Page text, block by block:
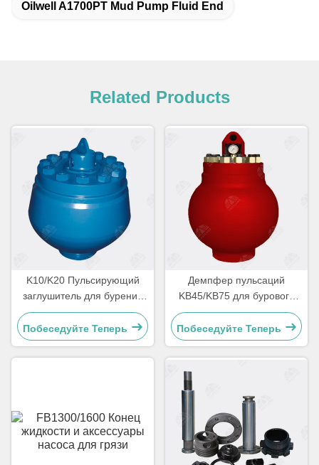
Oilwell A1700PT Mud Pump Fluid End
Related Products
K10/K20 Пульсирующий
заглушитель для бурения
нефтяных скважин
Триплексный грязевой
насос
Побеседуйте Теперь
Демпфер пульсаций
KB45/KB75 для бурового
триплексного бурового
насоса
Побеседуйте Теперь